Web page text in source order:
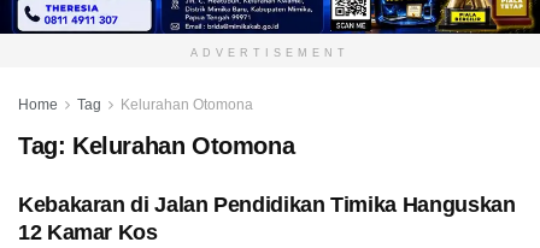
ADVERTISEMENT
Home Tag Kelurahan Otomona
Tag: Kelurahan Otomona
Kebakaran di Jalan Pendidikan Timika Hanguskan
12 Kamar Kos